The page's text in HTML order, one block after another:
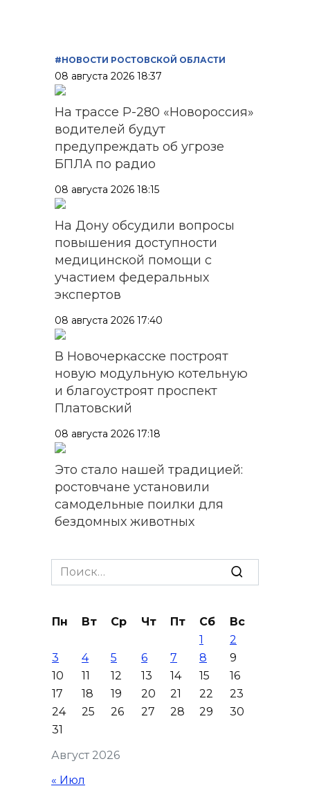
#НОВОСТИ РОСТОВСКОЙ ОБЛАСТИ
08 августа 2026 18:37
На трассе Р-280 «Новороссия»
водителей будут
предупреждать об угрозе
БПЛА по радио
08 августа 2026 18:15
На Дону обсудили вопросы
повышения доступности
медицинской помощи с
участием федеральных
экспертов
08 августа 2026 17:40
В Новочеркасске построят
новую модульную котельную
и благоустроят проспект
Платовский
08 августа 2026 17:18
Это стало нашей традицией:
ростовчане установили
самодельные поилки для
бездомных животных
Журналисты «ДОН 24» вышли
Островского
Сносить нельзя, сохранять
нечем: как ростовчане
спасают доходный дом
Рувинского от запустения
08 августа 2026 14:04
Search
for:
Август 2026
Пн Вт Ср Чт Пт Сб
Вс
1
2
3
4 5 6 7 8
9
10
11 12 13 14 15
16
17
18 19 20 21 22
23
24
25 26 27 28 29
30
31
« Июл